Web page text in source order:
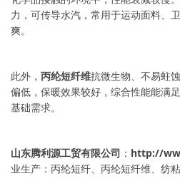
力，可传导水汽，常用于运动面料、
爽。
此外， 丙纶短纤维抗微生物、不易蛀
偏低，保暖效果较好，综合性能能满
基础需求。
山东腾利源工贸有限公司 ： http://
业生产：丙纶短纤、丙纶短纤维、纺